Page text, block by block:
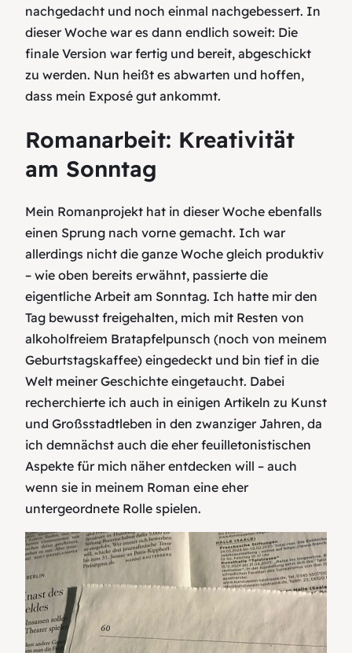
nachgedacht und noch einmal nachgebessert. In
dieser Woche war es dann endlich soweit: Die
finale Version war fertig und bereit, abgeschickt
zu werden. Nun heißt es abwarten und hoffen,
dass mein Exposé gut ankommt.
Romanarbeit: Kreativität
am Sonntag
Mein Romanprojekt hat in dieser Woche ebenfalls
einen Sprung nach vorne gemacht. Ich war
allerdings nicht die ganze Woche gleich produktiv
– wie oben bereits erwähnt, passierte die
eigentliche Arbeit am Sonntag. Ich hatte mir den
Tag bewusst freigehalten, mich mit Resten von
alkoholfreiem Bratapfelpunsch (noch von meinem
Geburtstagskaffee) eingedeckt und bin tief in die
Welt meiner Geschichte eingetaucht. Dabei
recherchierte ich auch in einigen Artikeln zu Kunst
und Großsstadtleben in den zwanziger Jahren, da
ich demnächst auch die eher feuilletonistischen
Aspekte für mich näher entdecken will – auch
wenn sie in meinem Roman eine eher
untergeordnete Rolle spielen.